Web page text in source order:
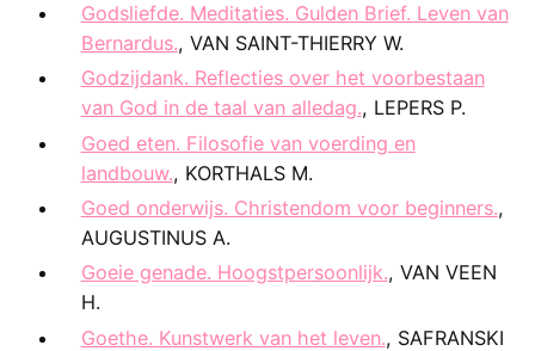
Godsliefde. Meditaties. Gulden Brief. Leven van
Bernardus., VAN SAINT-THIERRY W.
Godzijdank. Reflecties over het voorbestaan
van God in de taal van alledag., LEPERS P.
Goed eten. Filosofie van voerding en
landbouw., KORTHALS M.
Goed onderwijs. Christendom voor beginners.,
AUGUSTINUS A.
Goeie genade. Hoogstpersoonlijk., VAN VEEN
H.
Goethe. Kunstwerk van het leven., SAFRANSKI